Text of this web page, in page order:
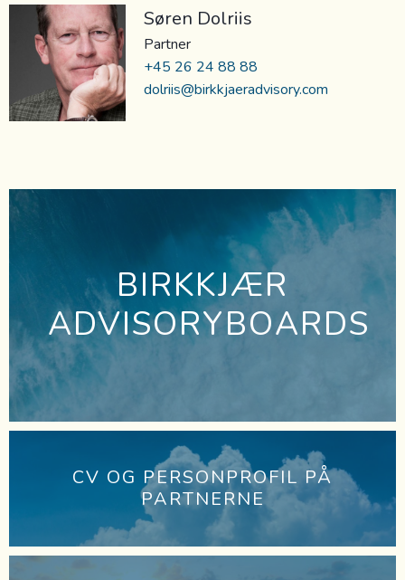
Søren Dolriis
Partner
+45 26 24 88 88
dolriis@birkkjaeradvisory.com
BIRKKJÆR
ADVISORYBOARDS
CV OG PERSONPROFIL PÅ
PARTNERNE